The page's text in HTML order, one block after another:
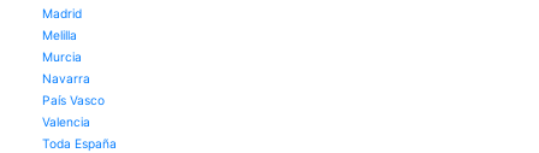
Madrid
Melilla
Murcia
Navarra
País Vasco
Valencia
Toda España